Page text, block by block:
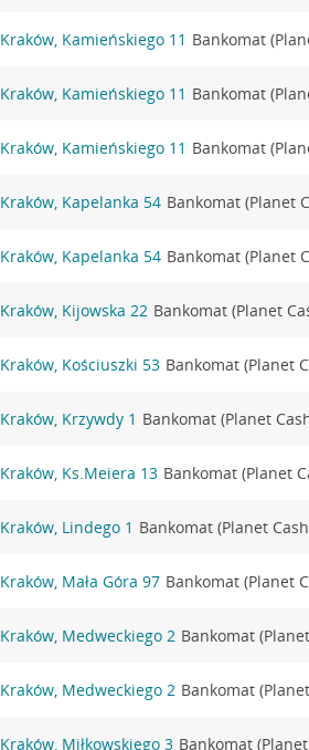
Kraków, Kamieńskiego 11 Bankomat
Kraków, Kamieńskiego 11 Bankomat
Kraków, Kamieńskiego 11 Bankomat
Kraków, Kapelanka 54 Bankomat (Planet
Kraków, Kapelanka 54 Bankomat (Planet
Kraków, Kijowska 22 Bankomat (Planet
Kraków, Kościuszki 53 Bankomat (Planet
Kraków, Krzywdy 1 Bankomat (Planet
Kraków, Ks.Meiera 13 Bankomat (Planet
Kraków, Lindego 1 Bankomat (Planet
Kraków, Mała Góra 97 Bankomat (Planet
Kraków, Medweckiego 2 Bankomat
Kraków, Medweckiego 2 Bankomat
Kraków, Miłkowskiego 3 Bankomat